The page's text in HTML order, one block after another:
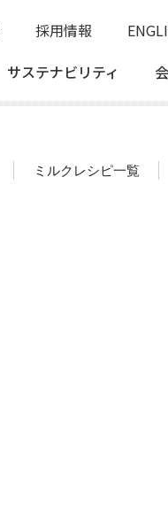
サステナビリティ
採用情報
ミルクレシピ一覧